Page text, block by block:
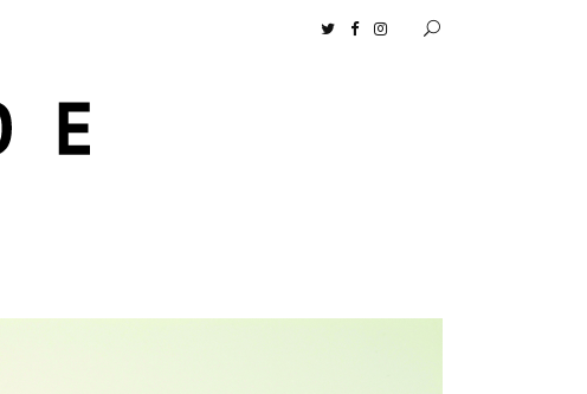
ップ】［ムロセンツ］の生活に馴染むディフューザーナチュラルコスメ好きに一押し！